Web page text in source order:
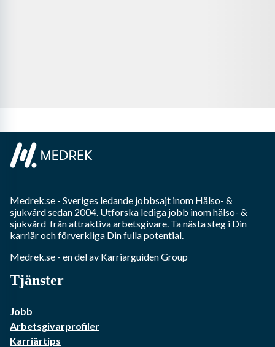
Medrek.se - Sveriges ledande jobbsajt inom Hälso- &
sjukvårdsedan 2004. Utforska lediga jobb inomhälso- &
sjukvård från attraktiva arbetsgivare. Ta nästa steg i Din
karriär och förverkliga Din fulla potential.
Medrek.se - en del av Karriarguiden Group
Tjänster
Jobb
Arbetsgivarprofiler
Karriärtips